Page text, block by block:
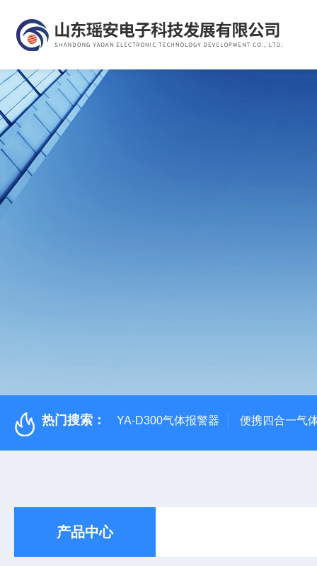
热门搜索： YA-D300气体报警器 便携四合一气
产品中心